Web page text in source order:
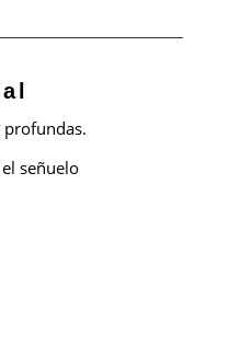
señuelo